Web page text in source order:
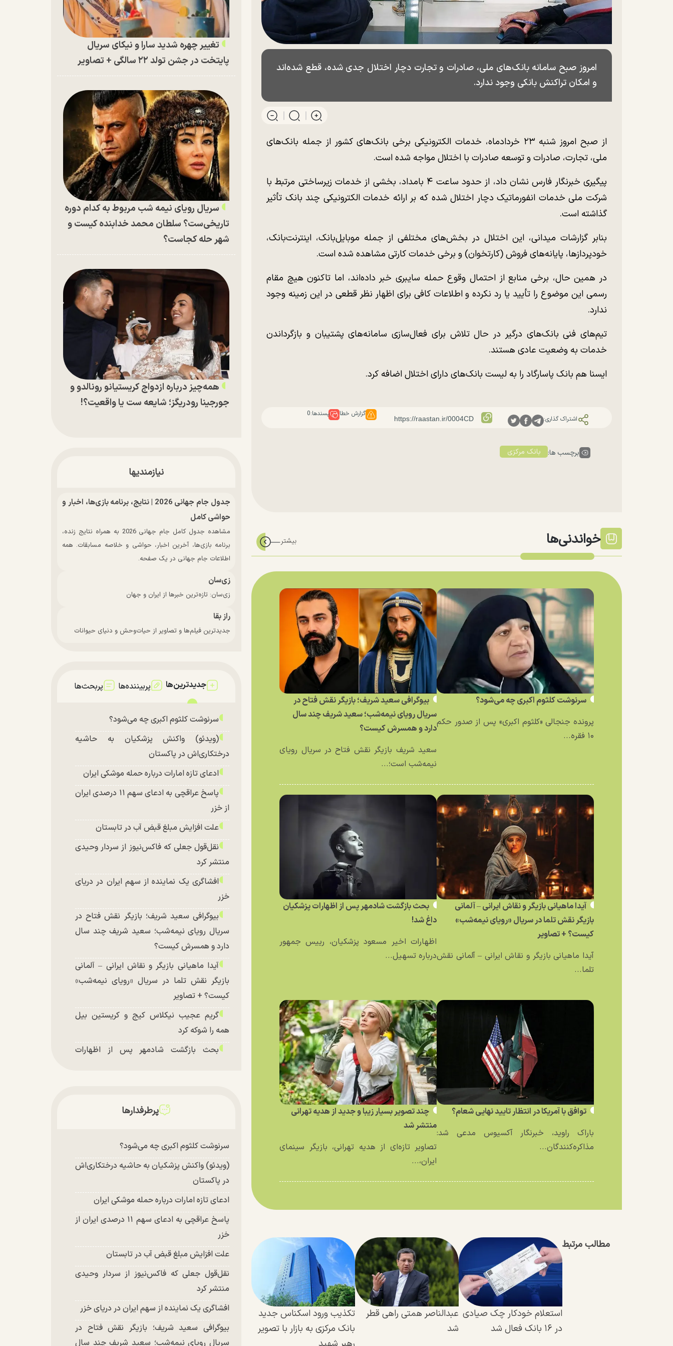
امروز صبح سامانه بانک‌های ملی، صادرات و تجارت دچار اختلال جدی شده، قطع شده‌اند
و امکان تراکنش بانکی وجود ندارد.
از صبح امروز شنبه ۲۳ خردادماه، خدمات الکترونیکی برخی بانک‌های کشور از جمله بانک‌های
ملی، تجارت، صادرات و توسعه صادرات با اختلال مواجه شده است.
پیگیری خبرنگار فارس نشان داد، از حدود ساعت ۴ بامداد، بخشی از خدمات زیرساختی مرتبط با
شرکت ملی خدمات انفورماتیک دچار اختلال شده که بر ارائه خدمات الکترونیکی چند بانک تأثیر
گذاشته است.
بنابر گزارشات میدانی، این اختلال در بخش‌های مختلفی از جمله موبایل‌بانک، اینترنت‌بانک،
خودپردازها، پایانه‌های فروش (کارتخوان) و برخی خدمات کارتی مشاهده شده است.
در همین حال، برخی منابع از احتمال وقوع حمله سایبری خبر داده‌اند، اما تاکنون هیچ مقام
رسمی این موضوع را تأیید یا رد نکرده و اطلاعات کافی برای اظهار نظر قطعی در این زمینه وجود
ندارد.
تیم‌های فنی بانک‌های درگیر در حال تلاش برای فعال‌سازی سامانه‌های پشتیبان و بازگرداندن
خدمات به وضعیت عادی هستند.
ایسنا هم بانک پاسارگاد را به لیست بانک‌های دارای اختلال اضافه کرد.
اشتراک گذاری:
گزارش خطا پسندها:0
برچسب ها: بانک مرکزی
خواندنی‌ها
سرنوشت کلثوم اکبری چه می‌شود؟
پرونده جنجالی «کلثوم اکبری» پس از صدور حکم
۱۰ فقره...
بیوگرافی سعید شریف؛ بازیگر نقش فتاح در
سریال رویای نیمه‌شب؛ سعید شریف چند سال
دارد و همسرش کیست؟
سعید شریف بازیگر نقش فتاح در سریال رویای
نیمه‌شب است؛...
آیدا ماهیانی بازیگر و نقاش ایرانی – آلمانی
بازیگر نقش تلما در سریال «رویای نیمه‌شب»
کیست؟ + تصاویر
آیدا ماهیانی بازیگر و نقاش ایرانی – آلمانی نقش
تلما...
بحث بازگشت شادمهر پس از اظهارات پزشکیان
داغ شد!
اظهارات اخیر مسعود پزشکیان، رییس جمهور
درباره تسهیل...
توافق با آمریکا در انتظار تایید نهایی شعام؟
باراک راوید، خبرنگار آکسیوس مدعی شد:
مذاکره‌کنندگان...
چند تصویر بسیار زیبا و جدید از هدیه تهرانی
منتشر شد
تصاویر تازه‌ای از هدیه تهرانی، بازیگر سینمای
ایران،...
مطالب مرتبط
استعلام خودکار چک صیادی
در ۱۶ بانک فعال شد
عبدالناصر همتی راهی قطر
شد
تکذیب ورود اسکناس جدید
بانک مرکزی به بازار با تصویر
تغییر چهره شدید سارا و نیکای سریال
پایتخت در جشن تولد ۲۲ سالگی + تصاویر
سریال رویای نیمه شب مربوط به کدام دوره
تاریخی‌ست؟ سلطان محمد خدابنده کیست و
شهر حله کجاست؟
همه‌چیز درباره ازدواج کریستیانو رونالدو و
جورجینا رودریگز؛ شایعه ست یا واقعیت؟!
نیازمندیها
جدول جام جهانی 2026 | نتایج، برنامه بازی‌ها، اخبار و
حواشی کامل
مشاهده جدول کامل جام جهانی 2026 به همراه نتایج زنده،
برنامه بازی‌ها، آخرین اخبار، حواشی و خلاصه مسابقات. همه
اطلاعات جام جهانی در یک صفحه.
زی‌سان
زی‌سان: تازه‌ترین خبرها از ایران و جهان
راز بقا
جدیدترین فیلم‌ها و تصاویر از حیات‌وحش و دنیای حیوانات
جدیدترین‌ها پربیننده‌ها پربحث‌ها
سرنوشت کلثوم اکبری چه می‌شود؟
(ویدئو) واکنش پزشکیان به حاشیه
درختکاری‌اش در پاکستان
ادعای تازه امارات درباره حمله موشکی ایران
پاسخ عراقچی به ادعای سهم ۱۱ درصدی ایران
از خزر
علت افزایش مبلغ قبض آب در تابستان
نقل‌قول جعلی که فاکس‌نیوز از سردار وحیدی
منتشر کرد
افشاگری یک نماینده از سهم ایران در دریای
خزر
بیوگرافی سعید شریف؛ بازیگر نقش فتاح در
سریال رویای نیمه‌شب؛ سعید شریف چند سال
دارد و همسرش کیست؟
آیدا ماهیانی بازیگر و نقاش ایرانی – آلمانی
بازیگر نقش تلما در سریال «رویای نیمه‌شب»
کیست؟ + تصاویر
گریم عجیب نیکلاس کیج و کریستین بیل
همه را شوکه کرد
بحث بازگشت شادمهر پس از اظهارات
توافق با آمریکا در انتظار تایید نهایی شعام؟
منتشر شد
پرطرفدارها
سرنوشت کلثوم اکبری چه می‌شود؟
(ویدئو) واکنش پزشکیان به حاشیه درختکاری‌اش
در پاکستان
ادعای تازه امارات درباره حمله موشکی ایران
پاسخ عراقچی به ادعای سهم ۱۱ درصدی ایران از
خزر
علت افزایش مبلغ قبض آب در تابستان
نقل‌قول جعلی که فاکس‌نیوز از سردار وحیدی
منتشر کرد
افشاگری یک نماینده از سهم ایران در دریای خزر
بیوگرافی سعید شریف؛ بازیگر نقش فتاح در
سریال رویای نیمه‌شب؛ سعید شریف چند سال